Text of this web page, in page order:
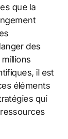
que la
des
il est
éléments
qui